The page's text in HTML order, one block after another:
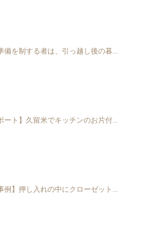
備を制する者は、引っ越し後の暮...
ート】久留米でキッチンのお片付...
例】押し入れの中にクローゼット...